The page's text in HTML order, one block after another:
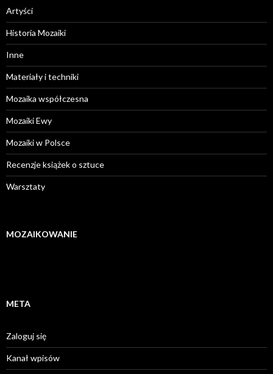
Artyści
Historia Mozaiki
Inne
Materiały i techniki
Mozaika współczesna
Mozaiki Ewy
Mozaiki w Polsce
Recenzje książek o sztuce
Warsztaty
MOZAIKOWANIE
META
Zaloguj się
Kanał wpisów